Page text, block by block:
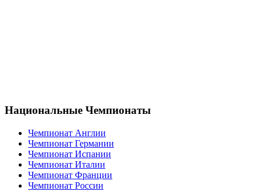
Национальные Чемпионаты
Чемпионат Англии
Чемпионат Германии
Чемпионат Испании
Чемпионат Италии
Чемпионат Франции
Чемпионат России